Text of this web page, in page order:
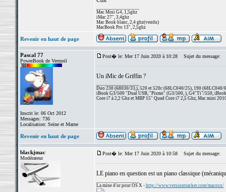
Mac Mini G4, 1,5ghz
iMac 27", 3,4ghz
Mac Book blanc, 2,4 ghz(vendu)
MacBook Pro 13", 2,5ghz
Revenir en haut de page
Pascal 77
PowerBook de Vermeil
Inscrit le: 06 Oct 2012
Messages: 736
Localisation: Seine et Marne
Post� le: Mer 17 Juin 2020 à 10:28 Sujet du message:
Un iMic de Griffin ?
Duo 230 (68030/33,), 520 et 520c (68LC040/25), 190 (68LC040/
iBook G3/500 "Dual USB, "Pismo" (G3/500, ), G4"Ti"/550,
Core i7 à 2,2 Ghz et MBP 15" Quad Core i7 2,5 Ghz, Mac mini
Revenir en haut de page
blackjmac
Modérateur
Post� le: Mer 17 Juin 2020 à 10:58 Sujet du message:
LE piano en question est un piano classique
La mine d'or pour OS X - http://www.versiontracker.com/macosx/